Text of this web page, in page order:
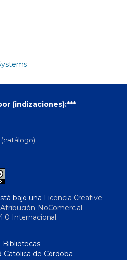
(indizaciones):***
bajo una Licencia Creative
NoComercial-
Internacional.
Bibliotecas
Católica de Córdoba